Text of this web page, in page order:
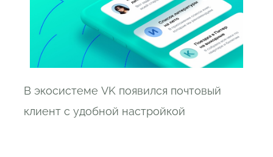
В экосистеме VK появился почтовый
клиент с удобной настройкой